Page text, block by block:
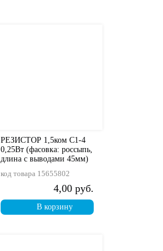
РЕЗИСТОР 1,5ком С1-4
0,25Вт (фасовка: россыпь,
длина с выводами 45мм)
код товара15655802
4,00 руб.
В корзину